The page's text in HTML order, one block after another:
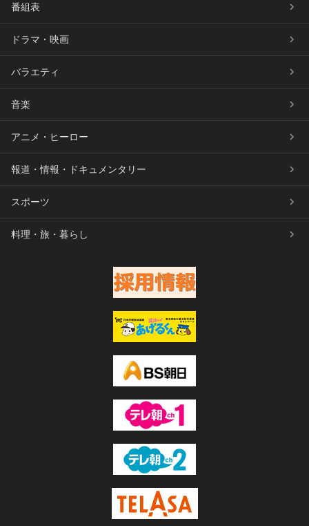
番組表
ドラマ・映画
バラエティ
音楽
アニメ・ヒーロー
報道・情報・ドキュメンタリー
スポーツ
料理・旅・暮らし